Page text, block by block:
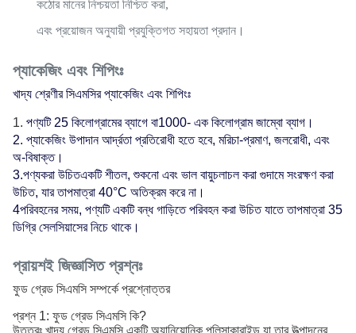
কঠোর মানের নিশ্চয়তা নিশ্চিত করা,
এবং প্রয়োজন অনুযায়ী প্রযুক্তিগত সহায়তা প্রদান।
প্যাকেজিং এবং শিপিংঃ
খাদ্য শ্রেণীর সিএমসির প্যাকেজিং এবং শিপিংঃ
পণ্যটি 25 কিলোগ্রামের ব্যাগে বা1000- এক কিলোগ্রাম জাম্বো ব্যাগ।
2. প্যাকেজিং উপাদান আর্দ্রতা প্রতিরোধী হতে হবে, মরিচা-প্রমাণ, জলরোধী, এবং
অ-বিষাক্ত।
3.পণ্যকরা উচিতএকটি শীতল, শুকনো এবং ভাল বায়ুচলাচল করা গুদামে সংরক্ষণ করা
উচিত, যার তাপমাত্রা 40°C অতিক্রম করে না।
4পরিবহনের সময়, পণ্যটি একটি বন্ধ গাড়িতে পরিবহন করা উচিত যাতে তাপমাত্রা 35
ডিগ্রি সেলসিয়াসের নিচে থাকে।
প্রায়শই জিজ্ঞাসিত প্রশ্নঃ
ফুড গ্রেড সিএমসি সম্পর্কে প্রশ্নোত্তর
প্রশ্ন 1: ফুড গ্রেড সিএমসি কি?
উত্তরঃ খাদ্য গ্রেড সিএমসি একটি অ্যানিয়োনিক পলিসাকারাইড যা তার উত্পাদনের